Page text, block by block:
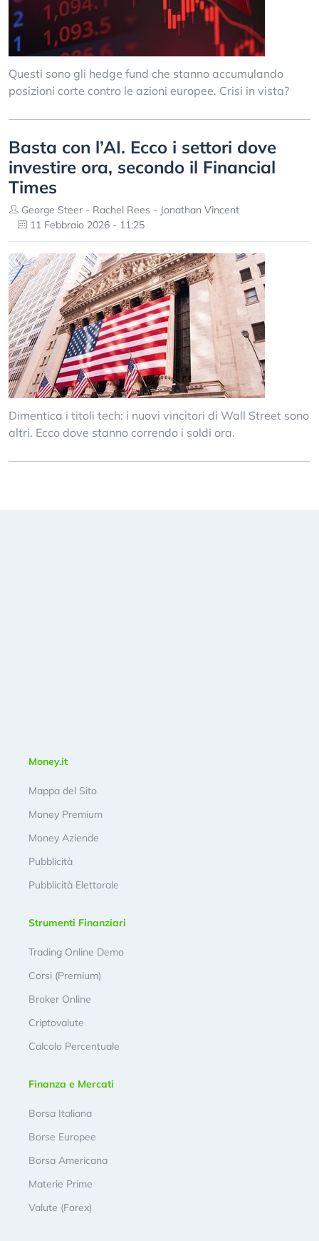
Questi sono gli hedge fund che stanno accumulando
posizioni corte contro le azioni europee. Crisi in vista?
Basta con l’AI. Ecco i settori dove
investire ora, secondo il Financial
Times
George Steer - Rachel Rees - Jonathan Vincent
11 Febbraio 2026 - 11:25
Dimentica i titoli tech: i nuovi vincitori di Wall Street sono
altri. Ecco dove stanno correndo i soldi ora.
Money.it
Mappa del Sito
Money Premium
Money Aziende
Pubblicità
Pubblicità Elettorale
Strumenti Finanziari
Trading Online Demo
Corsi (Premium)
Broker Online
Criptovalute
Calcolo Percentuale
Finanza e Mercati
Borsa Italiana
Borse Europee
Borsa Americana
Materie Prime
Valute (Forex)